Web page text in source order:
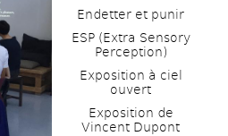
Endetter et punir
ESP (Extra Sensory
Perception)
Exposition à ciel
ouvert
Exposition de
Vincent Dupont